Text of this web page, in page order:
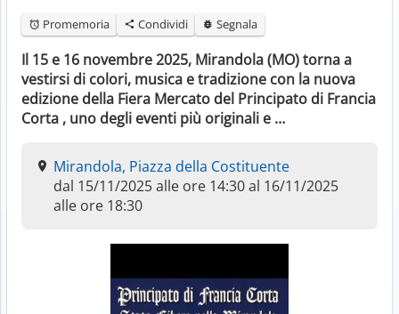
Promemoria Condividi Segnala
Il 15 e 16 novembre 2025, Mirandola (MO) torna a
vestirsi di colori, musica e tradizione con la nuova
edizione della Fiera Mercato del Principato di Francia
Corta , uno degli eventi più originali e …
Mirandola, Piazza della Costituente
dal 15/11/2025 alle ore 14:30 al 16/11/2025
alle ore 18:30